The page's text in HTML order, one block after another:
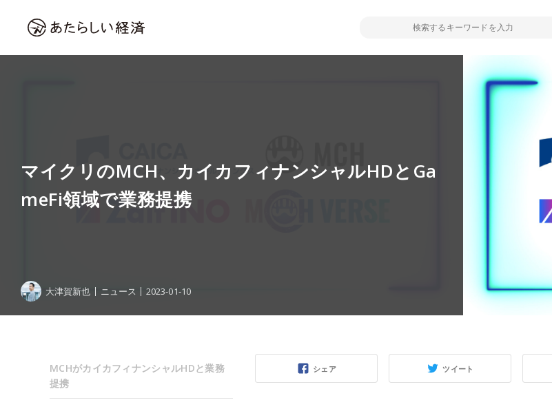
マイクリのMCH、カイカフィナンシャルHDとGa
meFi領域で業務提携
大津賀新也 ニュース 2023-01-10
シェア ツイート
MCHがカイカフィナンシャルHDと業務
提携